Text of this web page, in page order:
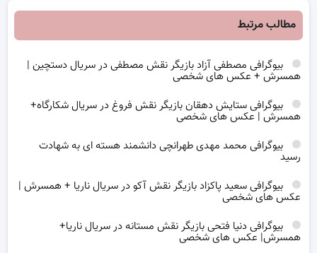
مطالب مرتبط
بیوگرافی مصطفی آزاد بازیگر نقش مصطفی در سریال دستچین |
همسرش + عکس های شخصی
بیوگرافی ستایش دهقان بازیگر نقش فروغ در سریال شکارگاه+
همسرش | عکس های شخصی
بیوگرافی محمد مهدی طهرانچی دانشمند هسته ای به شهادت
رسید
بیوگرافی سعید پاکزاد بازیگر نقش آکو در سریال ناریا + همسرش |
عکس های شخصی
بیوگرافی دنیا فتحی بازیگر نقش مستانه در سریال ناریا+
همسرش| عکس های شخصی